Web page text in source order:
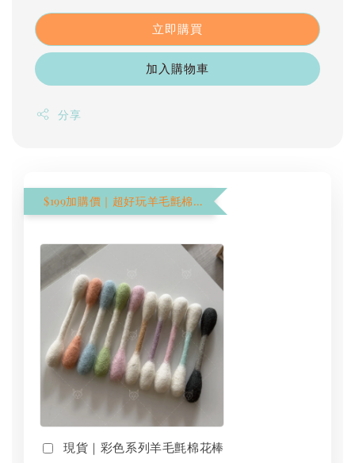
立即購買
加入購物車
分享
$199加購價｜超好玩羊毛氈棉花棒
現貨｜彩色系列羊毛氈棉花棒